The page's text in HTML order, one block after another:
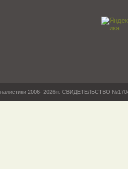
2006- 2026гг. СВИДЕТЕЛЬСТВО